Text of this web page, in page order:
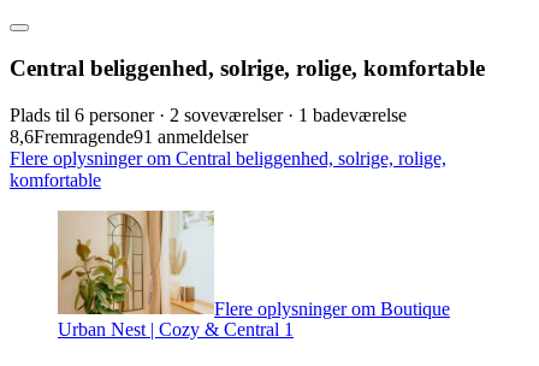
Central beliggenhed, solrige, rolige, komfortable
Plads til 6 personer · 2 soveværelser · 1 badeværelse
8,6Fremragende91 anmeldelser
Flere oplysninger om Central beliggenhed, solrige, rolige,
komfortable
Flere oplysninger om Boutique
Urban Nest | Cozy & Central 1